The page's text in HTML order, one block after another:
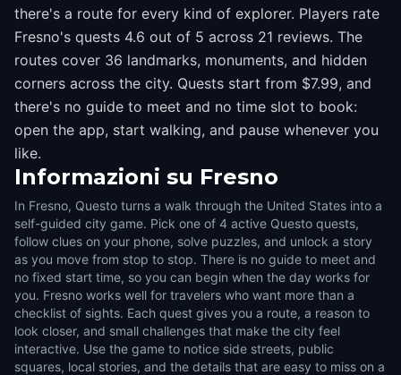
there's a route for every kind of explorer. Players rate
Fresno's quests 4.6 out of 5 across 21 reviews. The
routes cover 36 landmarks, monuments, and hidden
corners across the city. Quests start from $7.99, and
there's no guide to meet and no time slot to book:
open the app, start walking, and pause whenever you
like.
Informazioni su Fresno
In Fresno, Questo turns a walk through the United States into a
self-guided city game. Pick one of 4 active Questo quests,
follow clues on your phone, solve puzzles, and unlock a story
as you move from stop to stop. There is no guide to meet and
no fixed start time, so you can begin when the day works for
you. Fresno works well for travelers who want more than a
checklist of sights. Each quest gives you a route, a reason to
look closer, and small challenges that make the city feel
interactive. Use the game to notice side streets, public
squares, local stories, and the details that are easy to miss on a